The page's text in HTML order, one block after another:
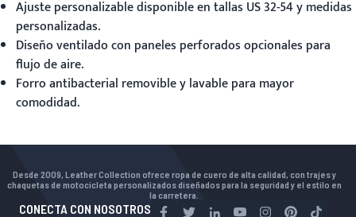
Ajuste personalizable disponible en tallas US 32-54 y medidas
personalizadas.
Diseño ventilado con paneles perforados opcionales para
flujo de aire.
Forro antibacterial removible y lavable para mayor
comodidad.
Desde 2009, Leather Collection ofrece ropa de cuero de alta calidad, con trajes y
chaquetas de motocicleta personalizados diseñados para la seguridad y el estilo en
la carretera.
CONECTA CON NOSOTROS